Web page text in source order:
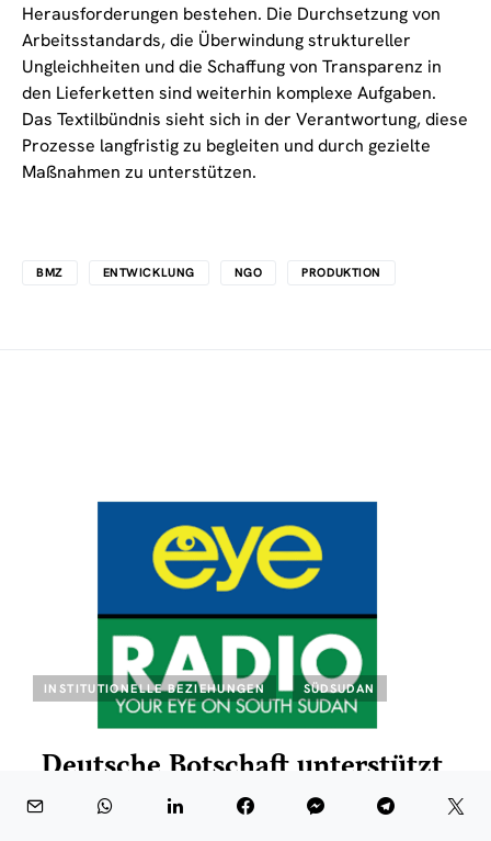
Herausforderungen bestehen. Die Durchsetzung von
Arbeitsstandards, die Überwindung struktureller
Ungleichheiten und die Schaffung von Transparenz in
den Lieferketten sind weiterhin komplexe Aufgaben.
Das Textilbündnis sieht sich in der Verantwortung, diese
Prozesse langfristig zu begleiten und durch gezielte
Maßnahmen zu unterstützen.
BMZ ENTWICKLUNG NGO PRODUKTION
INSTITUTIONELLE BEZIEHUNGEN SÜDSUDAN
Deutsche Botschaft unterstützt
Eye Radio